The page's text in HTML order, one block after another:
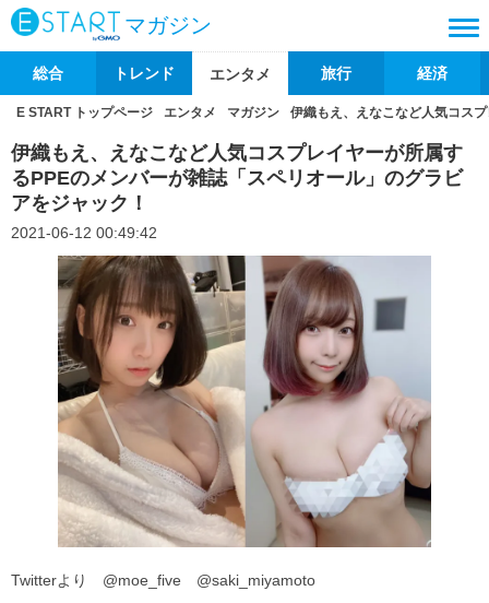
マガジン
総合 トレンド エンタメ 旅行 経済
E START トップページ エンタメ マガジン 伊織もえ、えなこなど人気コス
伊織もえ、えなこなど人気コスプレイヤーが所属す
るPPEのメンバーが雑誌「スペリオール」のグラビ
アをジャック！
2021-06-12 00:49:42
Twitterより @moe_five @saki_miyamoto